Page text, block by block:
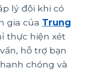
lý đôi khi có
gia của Trung
thực hiện xét
hỗ trợ bạn
chóng và